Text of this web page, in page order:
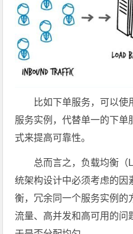
比如下单服务，可以
服务实例，代替单一的下单
式来提高可靠性。
总而言之，负载均衡（
统架构设计中必须考虑的因
衡，冗余同一个服务实例的
流量、高并发和高可用的问